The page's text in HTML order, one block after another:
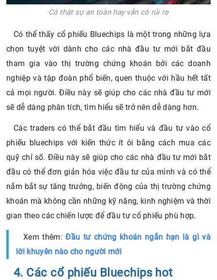
Có thật sự an toàn hay vẫn có rủi ro
Có thể thấy cổ phiếu Bluechips là một trong những lựa
chọn tuyệt vời dành cho các nhà đầu tư mới bắt đầu
tham gia vào thị trường chứng khoán bởi các doanh
nghiệp và tập đoàn phổ biến, quen thuộc với hầu hết tất
cả mọi người. Điều này sẽ giúp cho các nhà đầu tư mới
sẽ dễ dàng phân tích, tìm hiểu sẽ trở nên dễ dàng hơn.
Các traders có thể bắt đầu tìm hiểu và đầu tư vào cổ
phiếu bluechips với kiến thức ít ỏi bằng cách mua các
quỹ chỉ số. Điều này sẽ giúp cho các nhà đầu tư mới bắt
đầu có thể đơn giản hóa việc đầu tư của mình và có thể
nắm bắt sự tăng trưởng, biến động của thị trường chứng
khoán mà không cần những kỹ năng, kinh nghiệm và thời
gian theo các chiến lược để đầu tư cổ phiếu phù hợp.
Xem thêm:Đầu tư chứng khoán ngắn hạn là gì và
lời khuyên nào cho người mới
4. Các cổ phiếu Bluechips hot